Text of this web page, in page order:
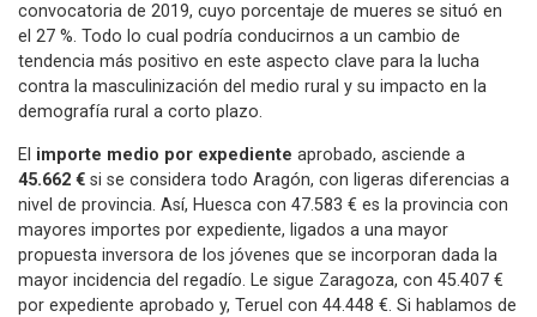
convocatoria de 2019, cuyo porcentaje de mueres se situó en
el 27 %. Todo lo cual podría conducirnos a un cambio de
tendencia más positivo en este aspecto clave para la lucha
contra la masculinización del medio rural y su impacto en la
demografía rural a corto plazo.
El importe medio por expediente aprobado, asciende a
45.662 € si se considera todo Aragón, con ligeras diferencias a
nivel de provincia. Así, Huesca con 47.583 € es la provincia con
mayores importes por expediente, ligados a una mayor
propuesta inversora de los jóvenes que se incorporan dada la
mayor incidencia del regadío. Le sigue Zaragoza, con 45.407 €
por expediente aprobado y, Teruel con 44.448 €. Si hablamos de